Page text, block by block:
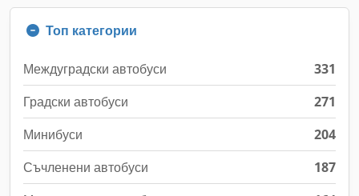
Топ категории
Междуградски автобуси
331
Градски автобуси
271
Минибуси
204
Съчленени автобуси
187